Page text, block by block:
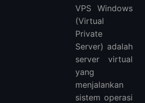
VPS Windows
(Virtual
Private
Server) adalah
server virtual
yang
menjalankan
sistem operasi